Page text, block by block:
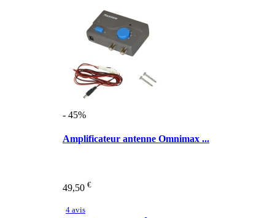
- 45%
Amplificateur antenne Omnimax ...
49,50 €
4 avis